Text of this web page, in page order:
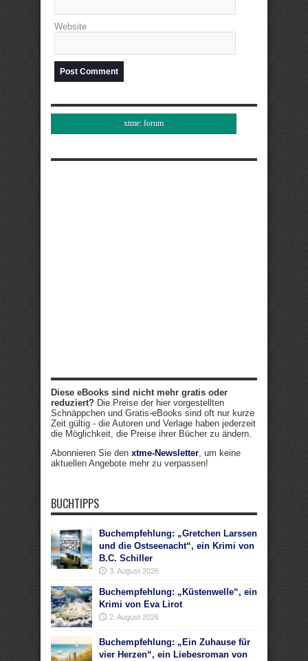
Website
xtme: forum
Diese eBooks sind nicht mehr gratis oder
reduziert? Die Preise der hier vorgestellten
Schnäppchen und Gratis-eBooks sind oft nur kurze
Zeit gültig - die Autoren und Verlage haben jederzeit
die Möglichkeit, die Preise ihrer Bücher zu ändern.
Abonnieren Sie den xtme-Newsletter, um keine
aktuellen Angebote mehr zu verpassen!
BUCHTIPPS
Buchempfehlung: „Gretchen Larssen
und die Ostseenacht“, ein Krimi von
B.C. Schiller
3. August 2026
Buchempfehlung: „Küstenwelle“, ein
Krimi von Eva Lirot
2. August 2026
Buchempfehlung: „Ein Zuhause für
vier Herzen“, ein Liebesroman von